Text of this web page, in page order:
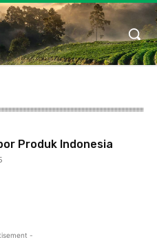
Produk Indonesia
-